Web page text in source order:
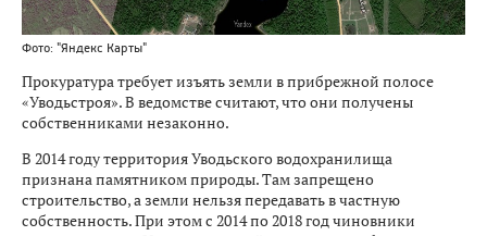
Фото: "Яндекс Карты"
Прокуратура требует изъять земли в прибрежной полосе
«Уводьстроя». В ведомстве считают, что они получены
собственниками незаконно.
В 2014 году территория Уводьского водохранилища
признана памятником природы. Там запрещено
строительство, а земли нельзя передавать в частную
собственность. При этом с 2014 по 2018 год чиновники